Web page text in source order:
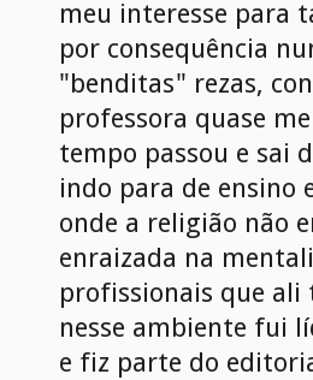
meu interesse para
por consequência
"benditas" rezas,
professora quase
tempo passou e sai
indo para de ensino
onde a religião não
enraizada na
profissionais que ali
nesse ambiente fui
e fiz parte do